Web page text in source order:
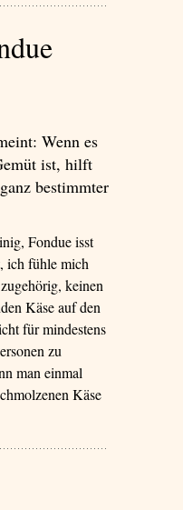
Wenn es
ist, hilft
bestimmter
Fondue isst
ich fühle mich
keinen
Käse auf den
für mindestens
zu
man einmal
Käse
Solo-Fondue’